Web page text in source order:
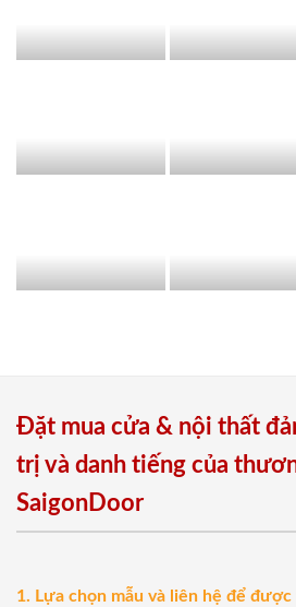
Đặt mua cửa & nội thất
trị và danh tiếng của
SaigonDoor
1. Lựa chọn mẫu và liên hệ để